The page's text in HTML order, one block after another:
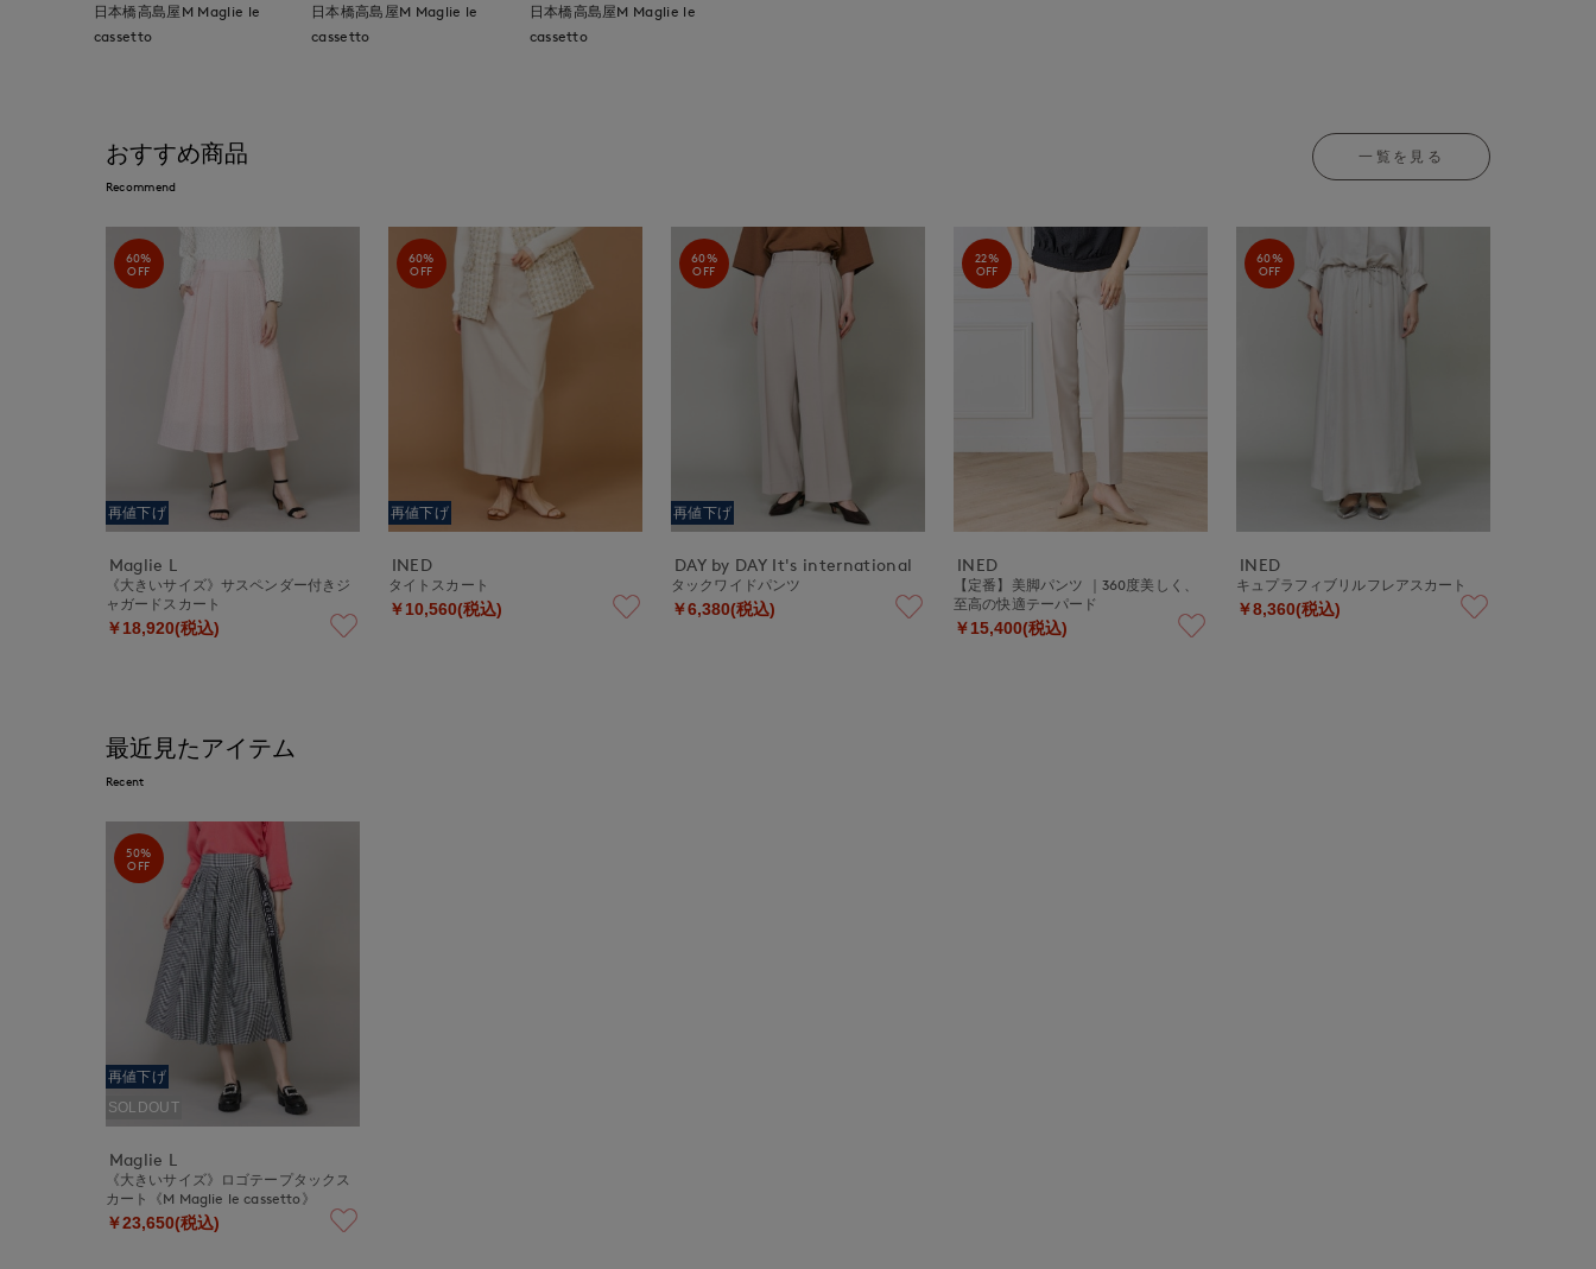
日本橋高島屋M Maglie le
cassetto
日本橋高島屋M Maglie le
cassetto
日本橋高島屋M Maglie le
cassetto
おすすめ商品
Recommend
一覧を見る
60%
OFF
再値下げ
Maglie L
《大きいサイズ》サスペンダー付きジ
ャガードスカート
￥18,920(税込)
60%
OFF
再値下げ
INED
タイトスカート
￥10,560(税込)
60%
OFF
再値下げ
DAY by DAY It's international
タックワイドパンツ
￥6,380(税込)
22%
OFF
INED
【定番】美脚パンツ ｜360度美しく、
至高の快適テーパード
￥15,400(税込)
60%
OFF
INED
キュプラフィブリルフレアスカート
￥8,360(税込)
最近見たアイテム
Recent
50%
OFF
再値下げ
SOLDOUT
Maglie L
《大きいサイズ》ロゴテープタックス
カート《M Maglie le cassetto》
￥23,650(税込)